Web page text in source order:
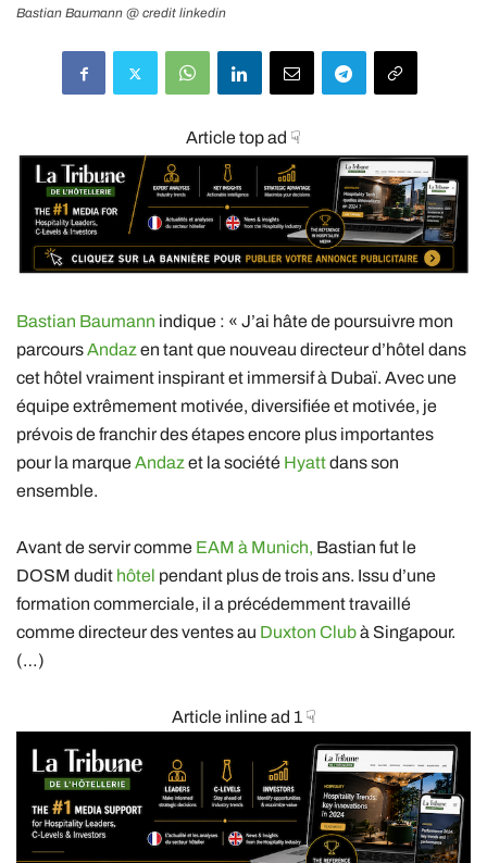
Bastian Baumann @ credit linkedin
Article top ad ☟
Bastian Baumann indique : « J’ai hâte de poursuivre mon
parcoursAndaz en tant que nouveau directeur d’hôtel dans
cet hôtel vraiment inspirant et immersif à Dubaï. Avec une
équipe extrêmement motivée, diversifiée et motivée, je
prévois de franchir des étapes encore plus importantes
pour la marqueAndaz et la société Hyattdans son
ensemble.
Avant de servir comme EAM à Munich, Bastian fut le
DOSM dudit hôtel pendant plus de trois ans. Issu d’une
formation commerciale, il a précédemment travaillé
comme directeur des ventes au Duxton Clubà Singapour.
(…)
Article inline ad 1 ☟